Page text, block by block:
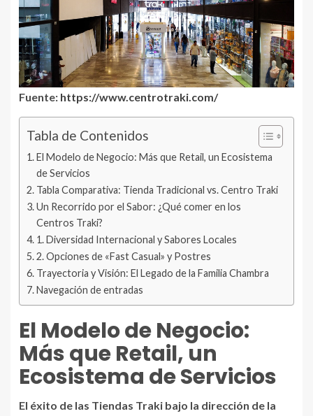
Fuente: https://www.centrotraki.com/
Tabla de Contenidos
El Modelo de Negocio: Más que Retail, un Ecosistema
de Servicios
Tabla Comparativa: Tienda Tradicional vs. Centro Traki
Un Recorrido por el Sabor: ¿Qué comer en los
Centros Traki?
1. Diversidad Internacional y Sabores Locales
2. Opciones de «Fast Casual» y Postres
Trayectoria y Visión: El Legado de la Familia Chambra
Navegación de entradas
El Modelo de Negocio:
Más que Retail, un
Ecosistema de Servicios
El éxito de las Tiendas Traki bajo la dirección de la